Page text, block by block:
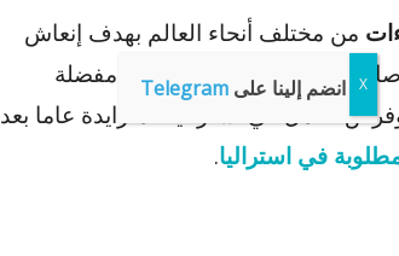
من مختلف أنحاء العالم بهدف إنعاش
حيث تعتبر استراليا قبلة مفضلة
العمل في استراليا المتزايدة عاما بعد
في استراليا.
انضم إلينا على Telegram